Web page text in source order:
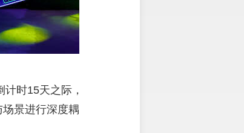
时15天之际，
场景进行深度耦